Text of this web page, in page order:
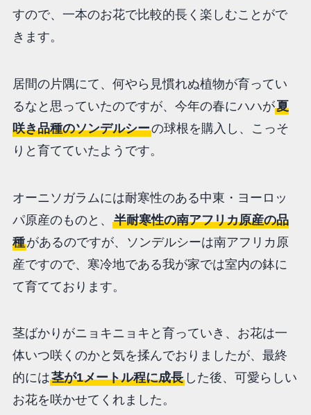
すので、一本のお花で比較的長く楽しむことがで
きます。
居間の片隅にて、何やら見慣れぬ植物が育ってい
るなと思っていたのですが、今年の春にハハが夏
咲き品種のソンデルシーの球根を購入し、こっそ
りと育てていたようです。
オーニソガラムには耐寒性のある中東・ヨーロッ
パ原産のものと、 半耐寒性の南アフリカ原産の品
種があるのですが、ソンデルシーは南アフリカ原
産ですので、寒冷地である我が家では室内の鉢に
て育てております。
茎ばかりがニョキニョキと育っていき、お花は一
体いつ咲くのかと気を揉んでおりましたが、最終
的には茎が1メートル程に成長した後、可愛らしい
お花を咲かせてくれました。